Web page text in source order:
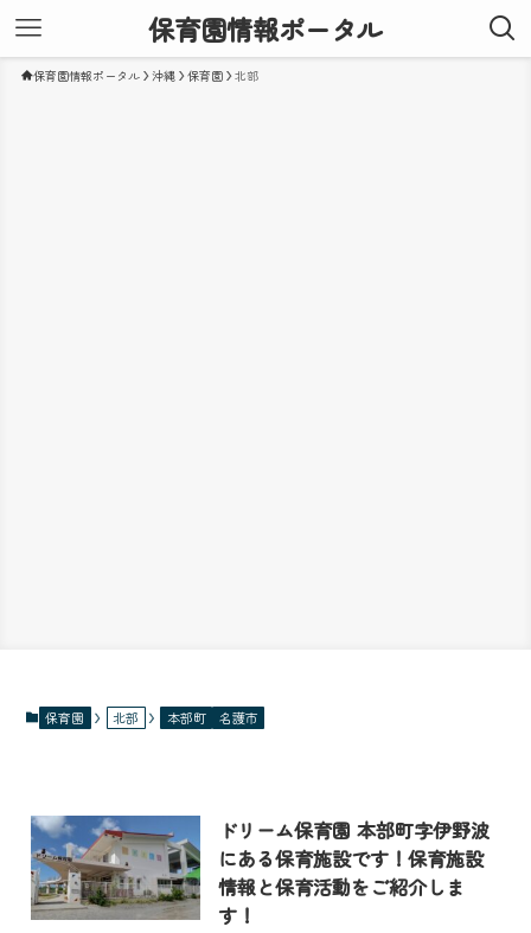
保育園情報ポータル
保育園情報ポータル 沖縄 保育園 北部
保育園 北部 本部町 名護市
ドリーム保育園 本部町字伊野波
にある保育施設です！保育施設
情報と保育活動をご紹介しま
す！